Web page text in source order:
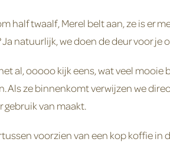
half twaalf, Merel belt aan, ze is er
natuurlijk, we doen de deur voor je
al, ooooo kijk eens, wat veel
Als ze binnenkomt verwijzen we
gebruik van maakt.
voorzien van een kop koffie in